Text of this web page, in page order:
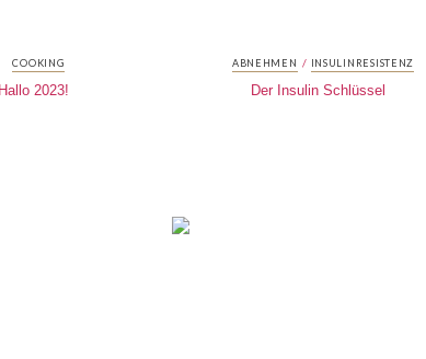
COOKING
Hallo 2023!
ABNEHMEN / INSULINRESISTENZ
Der Insulin Schlüssel